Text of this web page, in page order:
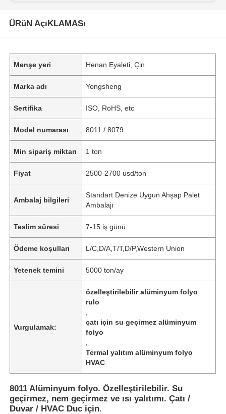
ÜRüN AçıKLAMASı
Menşe yeri Henan Eyaleti, Çin
Marka adı Yongsheng
Sertifika ISO, RoHS, etc
Model numarası 8011 / 8079
Min sipariş miktarı 1 ton
Fiyat 2500-2700 usd/ton
Ambalaj bilgileri
Standart Denize Uygun Ahşap Palet
Ambalajı
Teslim süresi 7-15 iş günü
Ödeme koşulları L/C,D/A,T/T,D/P,Western Union
Yetenek temini 5000 ton/ay
Vurgulamak:
özelleştirilebilir alüminyum folyo
rulo
çatı için su geçirmez alüminyum
folyo
Termal yalıtım alüminyum folyo
HVAC
8011 Alüminyum folyo. Özelleştirilebilir. Su
geçirmez, nem geçirmez ve ısı yalıtımı. Çatı /
Duvar / HVAC Duc için.